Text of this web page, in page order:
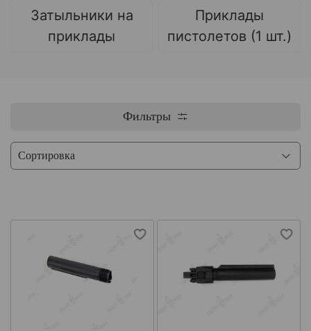
Затыльники на
приклады
Приклады
пистолетов (1 шт.)
Фильтры